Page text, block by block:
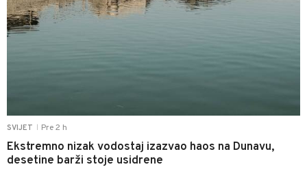
SVIJET Pre 2 h
Ekstremno nizak vodostaj izazvao haos na Dunavu,
desetine barži stoje usidrene